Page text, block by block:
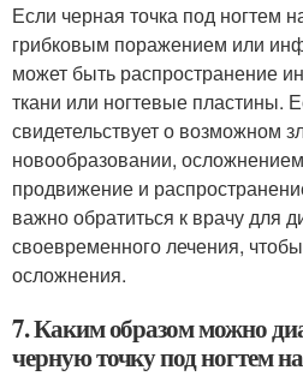
Если черная точка под ногтем
грибковым поражением или
может быть распространение
ткани или ногтевые пластины.
свидетельствует о возможном
новообразовании,
продвижение и
важно обратиться к врачу для
своевременного лечения,
осложнения.
7. Каким образом можно
черную точку под ногтем